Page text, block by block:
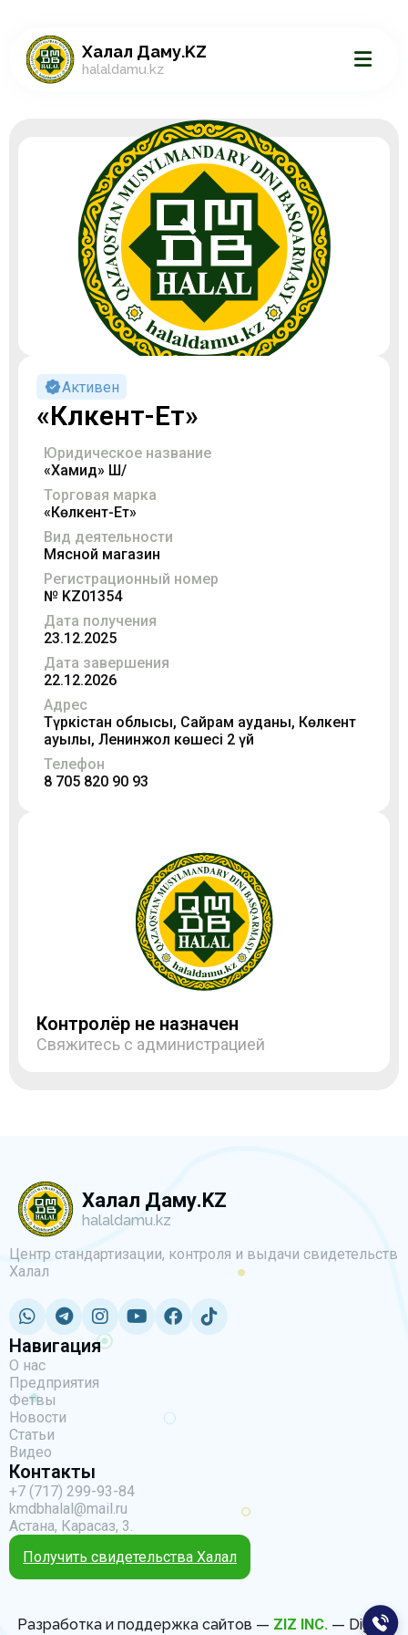
Халал Даму.KZ
halaldamu.kz
Активен
«Көлкент-Ет»
Юридическое название
«Хамид» Ш/Қ
Торговая марка
«Көлкент-Ет»
Вид деятельности
Мясной магазин
Регистрационный номер
№ KZ01354
Дата получения
23.12.2025
Дата завершения
22.12.2026
Адрес
Түркістан облысы, Сайрам ауданы, Көлкент
ауылы, Ленинжол көшесі 2 үй
Телефон
8 705 820 90 93
Контролёр не назначен
Свяжитесь с администрацией
Халал Даму.KZ
halaldamu.kz
Центр стандартизации, контроля и выдачи свидетельств
Халал
Навигация
О нас
Предприятия
Фетвы
Новости
Статьи
Видео
Контакты
+7 (717) 299-93-84
kmdbhalal@mail.ru
Астана, Карасаз, 3.
Получить свидетельства Халал
Разработка и поддержка сайтов — ZIZ INC.— Digital